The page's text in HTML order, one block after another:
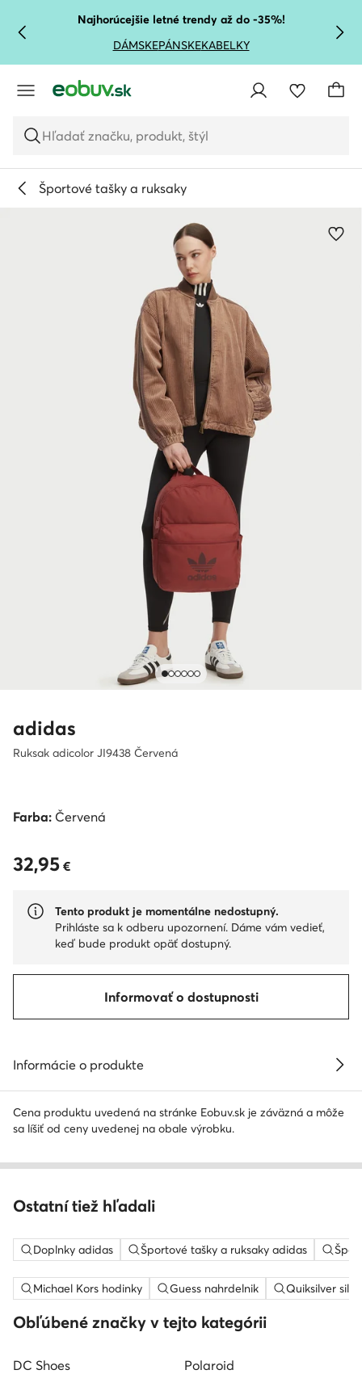
PREJSŤ NA HLAVNÝ OBSAH
PREJSŤ NA VYHĽADÁVANIE
Najhorúcejšie letné trendy až do -35%!
DÁMSKEPÁNSKEKABELKY
Hľadať značku, produkt, štýl
Športové tašky a ruksaky
adidas
Ruksak adicolor JI9438 Červená
Farba: Červená
32,95 €
32,95 €
Tento produkt je momentálne nedostupný.
Prihláste sa k odberu upozornení. Dáme vám vedieť,
keď bude produkt opäť dostupný.
Informovať o dostupnosti
Informácie o produkte
Cena produktu uvedená na stránke Eobuv.sk je záväzná a môže
sa líšiť od ceny uvedenej na obale výrobku.
Ostatní tiež hľadali
Doplnky adidas Športové tašky a ruksaky adidas
Michael Kors hodinky Guess nahrdelnik Quiksilver
Obľúbené značky v tejto kategórii
DC Shoes Polaroid